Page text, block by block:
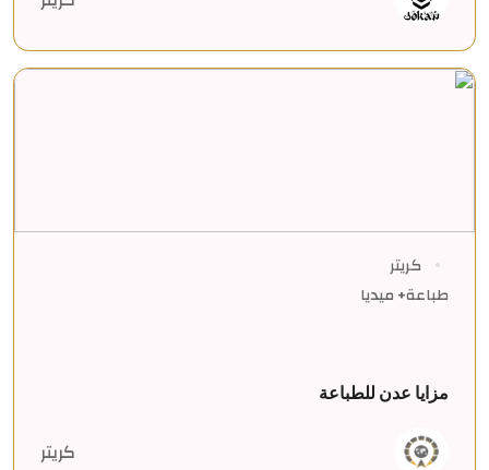
كريتر
طباعة+ ميديا
مزايا عدن للطباعة
كريتر